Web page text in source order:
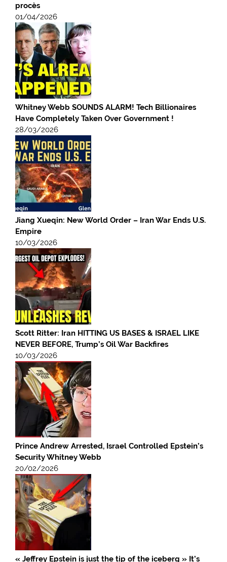
procès
01/04/2026
Whitney Webb SOUNDS ALARM! Tech Billionaires
Have Completely Taken Over Government !
28/03/2026
Jiang Xueqin: New World Order – Iran War Ends U.S.
Empire
10/03/2026
Scott Ritter: Iran HITTING US BASES & ISRAEL LIKE
NEVER BEFORE, Trump’s Oil War Backfires
10/03/2026
Prince Andrew Arrested, Israel Controlled Epstein’s
Security Whitney Webb
20/02/2026
« Jeffrey Epstein is just the tip of the iceberg » It’s